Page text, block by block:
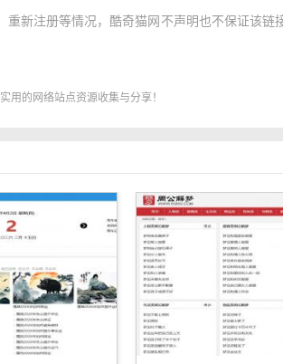
重新注册等情况，酷奇猫网不声明也不保证该
用的网络站点资源收集与分享！